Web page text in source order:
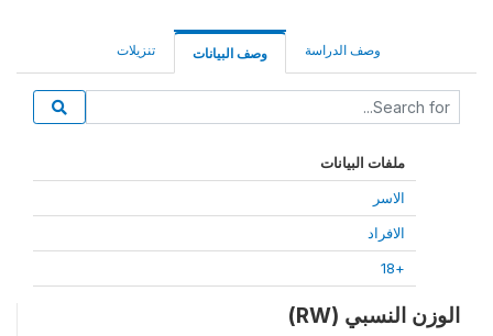
وصف الدراسة وصف البيانات تنزيلات
ملفات البيانات
الاسر
الافراد
+18
الوزن النسبي (RW)